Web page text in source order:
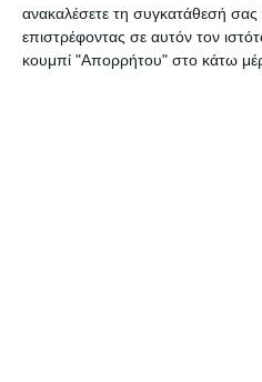
ανακαλέσετε τη συγκατάθεσή
επιστρέφοντας σε αυτόν τον
κουμπί "Απορρήτου" στο κάτω
διεθνοποίησης.«Το
Σοφίας είναι διεθνές